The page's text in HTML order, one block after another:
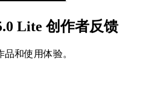
Lite 创作者反馈
和使用体验。